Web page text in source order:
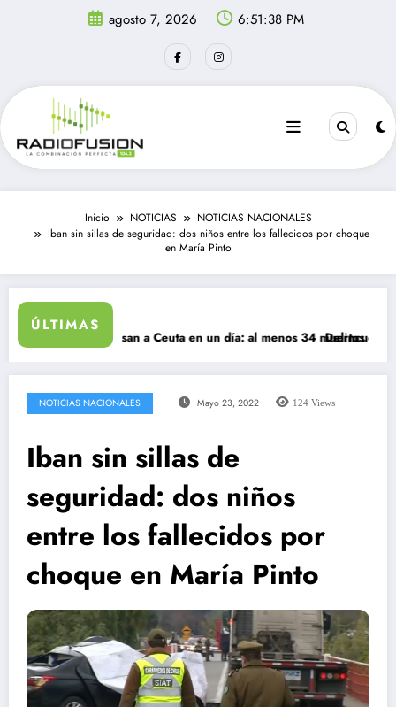
agosto 7, 2026 6:51:38 PM
Inicio NOTICIAS
NOTICIAS NACIONALES
Iban sin sillas de seguridad: dos niños entre los fallecidos por choque
en María Pinto
ÚLTIMAS
ingresan a Ceuta en un día: al menos 34 muertos en la crisis.
Delincuentes
NOTICIAS NACIONALES Mayo 23, 2022 124 Views
Iban sin sillas de
seguridad: dos niños
entre los fallecidos por
choque en María Pinto